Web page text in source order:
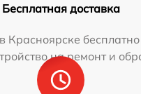
Бесплатная доставка
Красноярске бесплатно
на ремонт и